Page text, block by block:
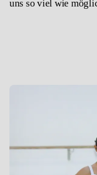
uns so viel wie